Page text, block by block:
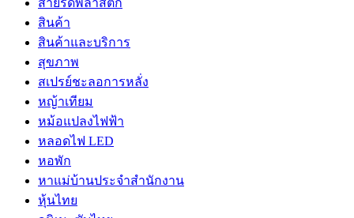
สายรัดพลาสติก
สินค้า
สินค้าและบริการ
สุขภาพ
สเปรย์ชะลอการหลั่ง
หญ้าเทียม
หม้อแปลงไฟฟ้า
หลอดไฟ LED
หอพัก
หาแม่บ้านประจำสำนักงาน
หุ้นไทย